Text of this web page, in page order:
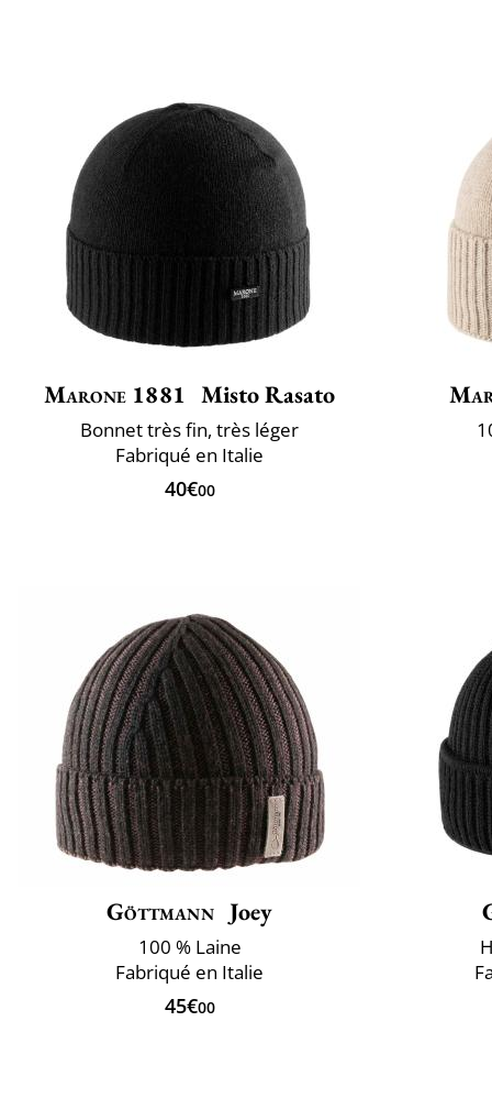
Marone 1881 Misto Rasato
Bonnet très fin, très léger
Fabriqué en Italie
40€00
Göttmann Joey
100 % Laine
Fabriqué en Italie
45€00